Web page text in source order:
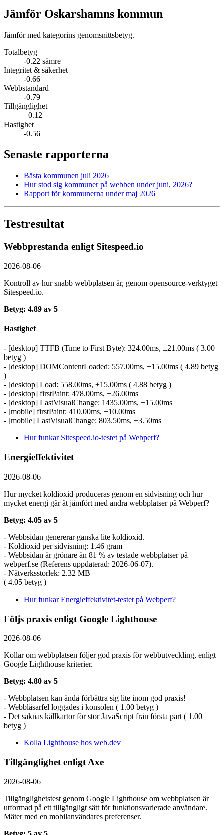
Jämför Oskarshamns kommun
Jämför med kategorins genomsnittsbetyg.
Totalbetyg
-0.22 sämre
Integritet & säkerhet
-0.66
Webbstandard
-0.79
Tillgänglighet
+0.12
Hastighet
-0.56
Senaste rapporterna
Bästa kommunen juli 2026
Hur stod sig kommuner på webben under juni, 2026?
Rapport för kommunerna under maj 2026
Testresultat
Webbprestanda enligt Sitespeed.io
2026-08-06
Kontroll av hur snabb webbplatsen är, genom opensource-verktyget
Sitespeed.io.
Betyg: 4.89 av 5
Hastighet
- [desktop] TTFB (Time to First Byte): 324.00ms, ±21.00ms ( 3.00
betyg )
- [desktop] DOMContentLoaded: 557.00ms, ±15.00ms ( 4.89 betyg
)
- [desktop] Load: 558.00ms, ±15.00ms ( 4.88 betyg )
- [desktop] firstPaint: 478.00ms, ±26.00ms
- [desktop] LastVisualChange: 1435.00ms, ±15.00ms
- [mobile] firstPaint: 410.00ms, ±10.00ms
- [mobile] LastVisualChange: 803.50ms, ±3.50ms
Hur funkar Sitespeed.io-testet på Webperf?
Energieffektivitet
2026-08-06
Hur mycket koldioxid produceras genom en sidvisning och hur
mycket energi går åt jämfört med andra webbplatser på Webperf?
Betyg: 4.05 av 5
- Webbsidan genererar ganska lite koldioxid.
- Koldioxid per sidvisning: 1.46 gram
- Webbsidan är grönare än 81 % av testade webbplatser på
webperf.se (Referens uppdaterad: 2026-06-07).
- Nätverksstorlek: 2.32 MB
( 4.05 betyg )
Hur funkar Energieffektivitet-testet på Webperf?
Följs praxis enligt Google Lighthouse
2026-08-06
Kollar om webbplatsen följer god praxis för webbutveckling, enligt
Google Lighthouse kriterier.
Betyg: 4.80 av 5
- Webbplatsen kan ändå förbättra sig lite inom god praxis!
- Webbläsarfel loggades i konsolen ( 1.00 betyg )
- Det saknas källkartor för stor JavaScript från första part ( 1.00
betyg )
Kolla Lighthouse hos web.dev
Tillgänglighet enligt Axe
2026-08-06
Tillgänglighetstest genom Google Lighthouse om webbplatsen är
utformad på ett tillgängligt sätt för funktionsvarierade användare.
Mäter med en mobil­användares preferenser.